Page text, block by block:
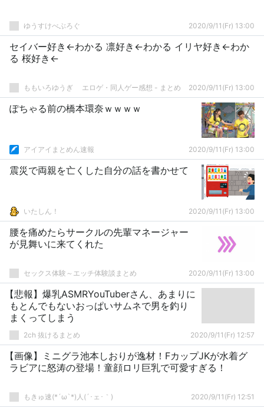
ゆうすけべぶろぐ 2020/9/11(Fr) 13:00
セイバー好き←わかる 凛好き←わかる イリヤ好き←わか
る 桜好き←
ももいろゆうぎ エロゲ・同人ゲー感想 - まとめ 2020/9/11(Fr) 13:00
ぽちゃる前の橋本環奈ｗｗｗｗ
アイアイまとめん速報 2020/9/11(Fr) 13:00
震災で両親を亡くした自分の話を書かせて
いたしん！ 2020/9/11(Fr) 13:00
腰を痛めたらサークルの先輩マネージャー
が見舞いに来てくれた
セックス体験～エッチ体験談まとめ 2020/9/11(Fr) 13:00
【悲報】爆乳ASMRYouTuberさん、あまりに
もとんでもないおっぱいサムネで男を釣り
まくってしまう
2ch 抜けるまとめ 2020/9/11(Fr) 12:57
【画像】ミニグラ池本しおりが逸材！FカップJKが水着グ
ラビアに怒涛の登場！童顔ロリ巨乳で可愛すぎる！
もきゅ速(*´ω`*)人(´･ェ･｀) 2020/9/11(Fr) 12:51